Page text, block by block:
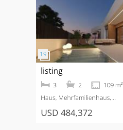
listing
3 2
109 m²
Haus, Mehrfamilienhaus,
USD 484,372